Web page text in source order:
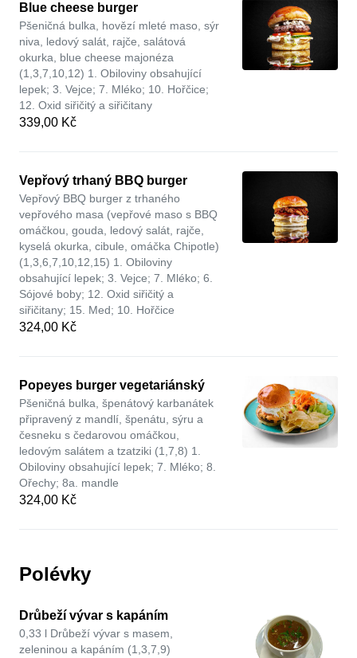
Blue cheese burger
Pšeničná bulka, hovězí mleté maso, sýr
niva, ledový salát, rajče, salátová
okurka, blue cheese majonéza
(1,3,7,10,12) 1. Obiloviny obsahující
lepek; 3. Vejce; 7. Mléko; 10. Hořčice;
12. Oxid siřičitý a siřičitany
339,00 Kč
Vepřový trhaný BBQ burger
Vepřový BBQ burger z trhaného
vepřového masa (vepřové maso s BBQ
omáčkou, gouda, ledový salát, rajče,
kyselá okurka, cibule, omáčka Chipotle)
(1,3,6,7,10,12,15) 1. Obiloviny
obsahující lepek; 3. Vejce; 7. Mléko; 6.
Sójové boby; 12. Oxid siřičitý a
siřičitany; 15. Med; 10. Hořčice
324,00 Kč
Popeyes burger vegetariánský
Pšeničná bulka, špenátový karbanátek
připravený z mandlí, špenátu, sýru a
česneku s čedarovou omáčkou,
ledovým salátem a tzatziki (1,7,8) 1.
Obiloviny obsahující lepek; 7. Mléko; 8.
Ořechy; 8а. mandle
324,00 Kč
Polévky
Drůbeží vývar s kapáním
0,33 l Drůbeží vývar s masem,
zeleninou a kapáním (1,3,7,9)